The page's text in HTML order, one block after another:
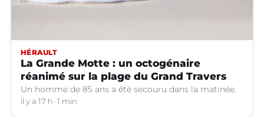
HÉRAULT
La Grande Motte : un octogénaire
réanimé sur la plage du Grand Travers
Un homme de 85 ans a été secouru dans la matinée.
il y a 17 h 1 min